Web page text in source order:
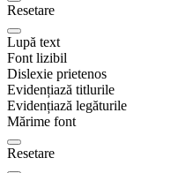
Resetare
Lupă text
Font lizibil
Dislexie prietenos
Evidențiază titlurile
Evidențiază legăturile
Mărime font
Resetare